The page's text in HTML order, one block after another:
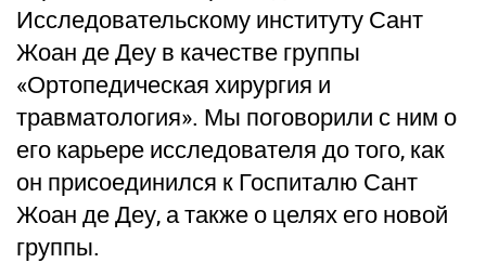
Исследовательскому институту Сант
Жоан де Деу в качестве группы
«Ортопедическая хирургия и
травматология». Мы поговорили с ним о
его карьере исследователя до того, как
он присоединился к Госпиталю Сант
Жоан де Деу, а также о целях его новой
группы.